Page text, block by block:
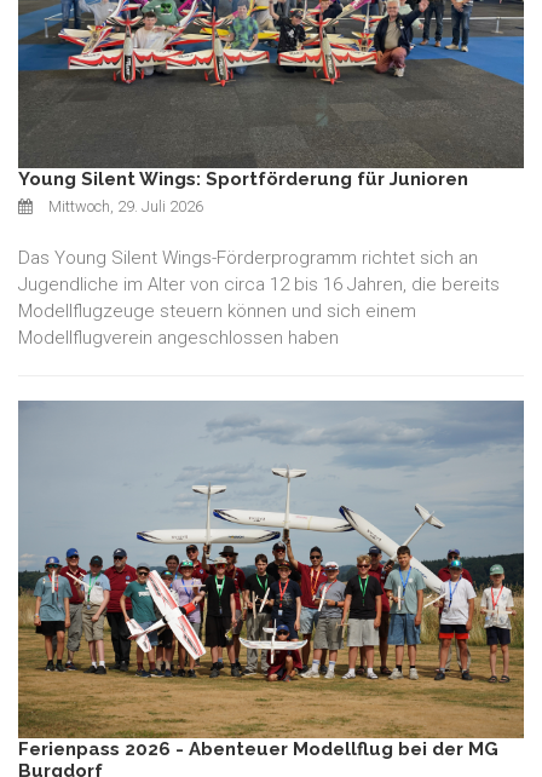
Young Silent Wings: Sportförderung für Junioren
Mittwoch, 29. Juli 2026
Das Young Silent Wings-Förderprogramm richtet sich an
Jugendliche im Alter von circa 12 bis 16 Jahren, die bereits
Modellflugzeuge steuern können und sich einem
Modellflugverein angeschlossen haben
Ferienpass 2026 - Abenteuer Modellflug bei der MG
Burgdorf